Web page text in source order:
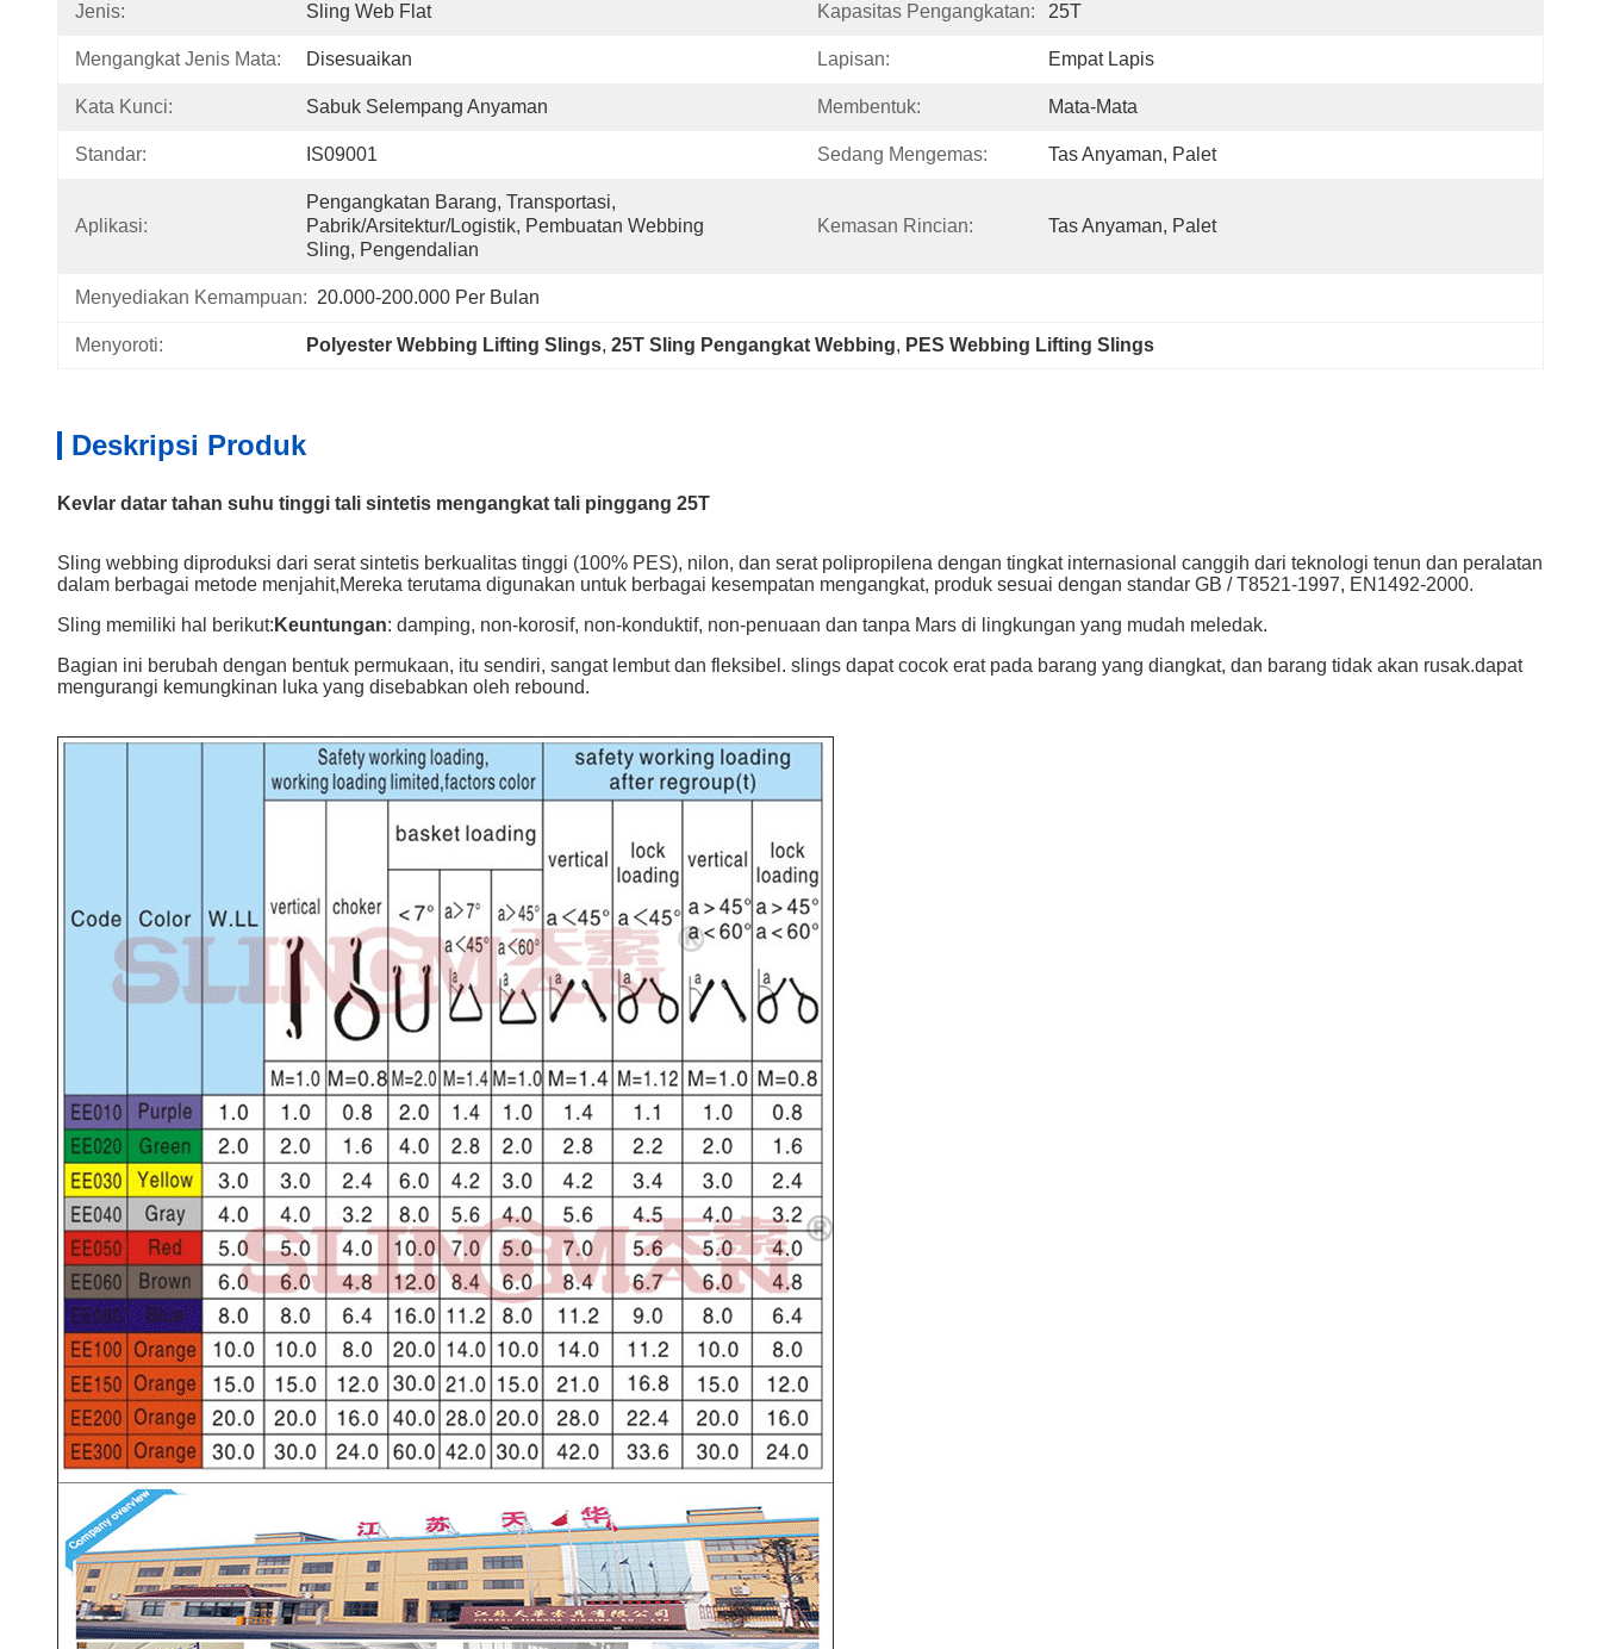
Jenis: Sling Web Flat Kapasitas Pengangkatan: 25T
Mengangkat Jenis Mata: Disesuaikan Lapisan: Empat Lapis
Kata Kunci: Sabuk Selempang Anyaman Membentuk: Mata-Mata
Standar: IS09001 Sedang Mengemas: Tas Anyaman, Palet
Aplikasi:
Pengangkatan Barang, Transportasi,
Pabrik/Arsitektur/Logistik, Pembuatan Webbing
Sling, Pengendalian
Kemasan Rincian: Tas Anyaman, Palet
Menyediakan Kemampuan: 20.000-200.000 Per Bulan
Menyoroti: Polyester Webbing Lifting Slings, 25T Sling Pengangkat Webbing, PES Webbing Lifting Slings
Deskripsi Produk
Kevlar datar tahan suhu tinggi tali sintetis mengangkat tali pinggang 25T
Sling webbing diproduksi dari serat sintetis berkualitas tinggi (100% PES), nilon, dan serat polipropilena dengan tingkat internasional canggih dari teknologi tenun dan peralatan
dalam berbagai metode menjahit,Mereka terutama digunakan untuk berbagai kesempatan mengangkat, produk sesuai dengan standar GB / T8521-1997, EN1492-2000.
Sling memiliki hal berikut: Keuntungan: damping, non-korosif, non-konduktif, non-penuaan dan tanpa Mars di lingkungan yang mudah meledak.
Bagian ini berubah dengan bentuk permukaan, itu sendiri, sangat lembut dan fleksibel. slings dapat cocok erat pada barang yang diangkat, dan barang tidak akan rusak.dapat
mengurangi kemungkinan luka yang disebabkan oleh rebound.